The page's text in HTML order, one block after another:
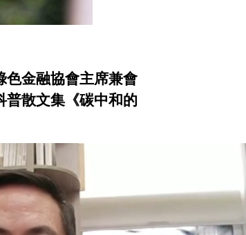
色金融協會主席兼會
普散文集《碳中和的